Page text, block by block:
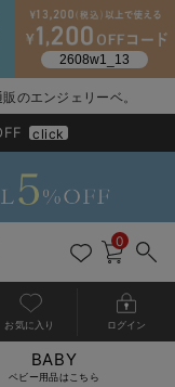
戻る
戻る
戻る
戻る
戻る
戻る
戻る
戻る
戻る
戻る
戻る
戻る
戻る
戻る
戻る
戻る
戻る
戻る
戻る
戻る
戻る
のエンジェリーベ。
上で送料無料
click
0
お気に入り ログイン
BABY
ベビー用品はこちら